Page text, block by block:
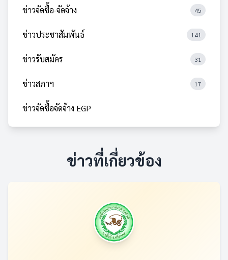
ข่าวจัดซื้อ-จัดจ้าง 45
ข่าวประชาสัมพันธ์ 141
ข่าวรับสมัคร 31
ข่าวสภาฯ 17
ข่าวจัดซื้อจัดจ้าง EGP
ข่าวที่เกี่ยวข้อง